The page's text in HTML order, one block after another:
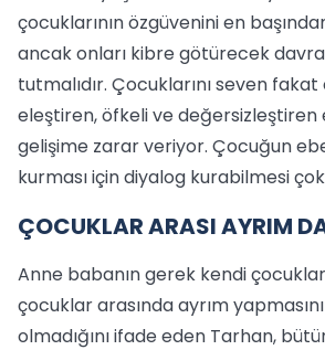
çocuklarının özgüvenini en
ancak onları kibre götürecek
tutmalıdır. Çocuklarını seven
eleştiren, öfkeli ve
gelişime zarar veriyor. Çocuğun
kurması için diyalog kurabilmesi
ÇOCUKLAR ARASI AYRIM
Anne babanın gerek kendi
çocuklar arasında ayrım
olmadığını ifade eden Tarhan,